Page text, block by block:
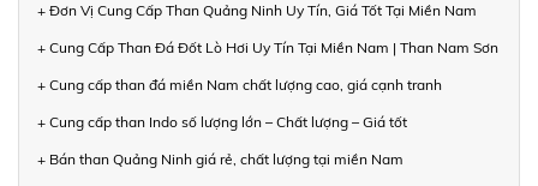
+ Đơn Vị Cung Cấp Than Quảng Ninh Uy Tín, Giá Tốt Tại Miền Nam
+ Cung Cấp Than Đá Đốt Lò Hơi Uy Tín Tại Miền Nam | Than Nam Sơn
+ Cung cấp than đá miền Nam chất lượng cao, giá cạnh tranh
+ Cung cấp than Indo số lượng lớn – Chất lượng – Giá tốt
+ Bán than Quảng Ninh giá rẻ, chất lượng tại miền Nam